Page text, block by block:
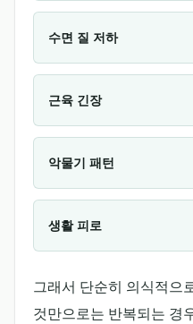
수면 질 저하
근육 긴장
악물기 패턴
생활 피로
그래서 단순히 의식적으
것만으로는 반복되는 경